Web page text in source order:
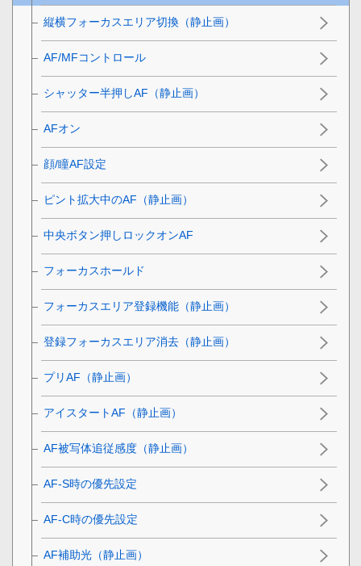
縦横フォーカスエリア切換（静止画）
AF/MFコントロール
シャッター半押しAF（静止画）
AFオン
顔/瞳AF設定
ピント拡大中のAF（静止画）
中央ボタン押しロックオンAF
フォーカスホールド
フォーカスエリア登録機能（静止画）
登録フォーカスエリア消去（静止画）
プリAF（静止画）
アイスタートAF（静止画）
AF被写体追従感度 （静止画）
AF-S時の優先設定
AF-C時の優先設定
AF補助光（静止画）